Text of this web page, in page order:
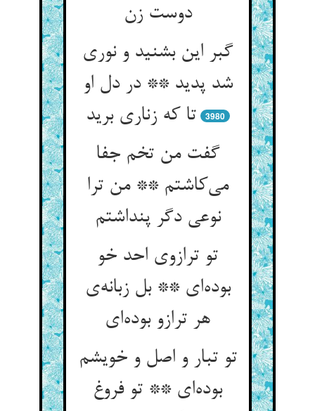
دوست زن‌‌
گبر این بشنید و نوری
شد پدید ** در دل او
تا که زناری برید
3980
گفت من تخم جفا
می‌‌کاشتم ** من ترا
نوعی دگر پنداشتم‌‌
تو ترازوی احد خو
بوده‌‌ای ** بل زبانه‌‌ی
تو تبار و اصل و خویشم
بوده‌‌ای ** تو فروغ